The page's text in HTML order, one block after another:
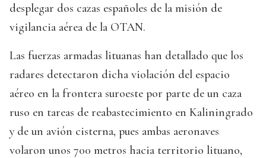
desplegar dos cazas españoles de la misión de
vigilancia aérea de la OTAN.
Las fuerzas armadas lituanas han detallado que los
radares detectaron dicha violación del espacio
aéreo en la frontera suroeste por parte de un caza
ruso en tareas de reabastecimiento en Kaliningrado
y de un avión cisterna, pues ambas aeronaves
volaron unos 700 metros hacia territorio lituano,